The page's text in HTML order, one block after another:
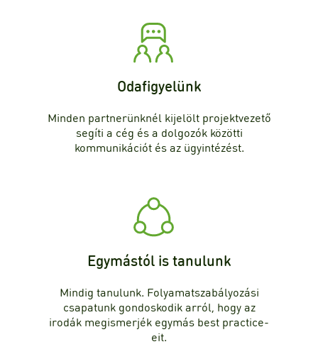
Odafigyelünk
Minden partnerünknél kijelölt projektvezető
segíti a cég és a dolgozók közötti
kommunikációt és az ügyintézést.
Egymástól is tanulunk
Mindig tanulunk. Folyamatszabályozási
csapatunk gondoskodik arról, hogy az
irodák megismerjék egymás best practice-
eit.